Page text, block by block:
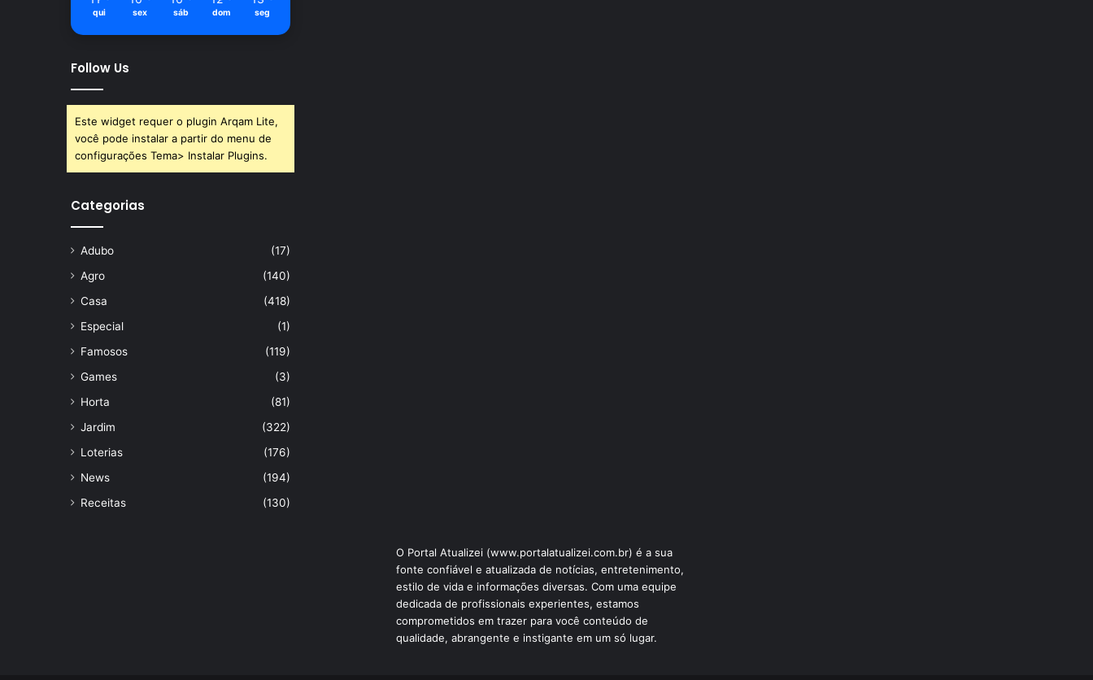
qui sex sáb dom seg
Follow Us
Este widget requer o plugin Arqam Lite,
você pode instalar a partir do menu de
configurações Tema> Instalar Plugins.
Categorias
Adubo
(17)
Agro
(140)
Casa
(418)
Especial
(1)
Famosos
(119)
Games
(3)
Horta
(81)
Jardim
(322)
Loterias
(176)
News
(194)
Receitas
(130)
O Portal Atualizei (www.portalatualizei.com.br) é a sua
fonte confiável e atualizada de notícias, entretenimento,
estilo de vida e informações diversas. Com uma equipe
dedicada de profissionais experientes, estamos
comprometidos em trazer para você conteúdo de
qualidade, abrangente e instigante em um só lugar.